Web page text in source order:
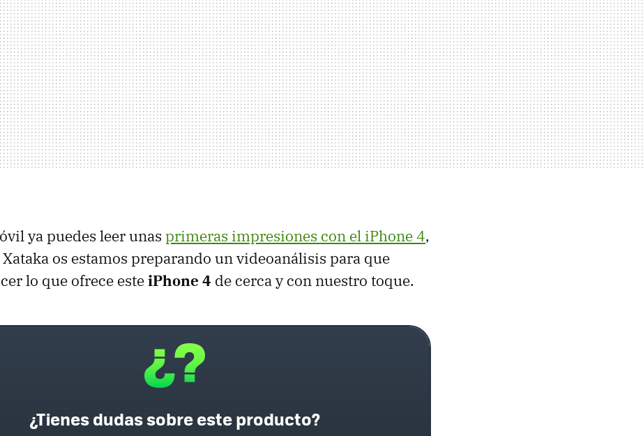
ya puedes leer unas primeras impresiones con el iPhone 4,
os estamos preparando un videoanálisis para que
lo que ofrece esteiPhone 4 de cerca y con nuestro toque.
¿Tienes dudas sobre este producto?